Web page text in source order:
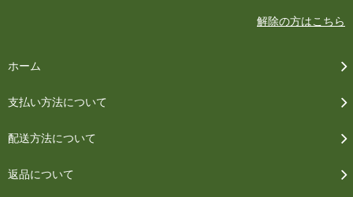
解除の方はこちら
ホーム
支払い方法について
配送方法について
返品について